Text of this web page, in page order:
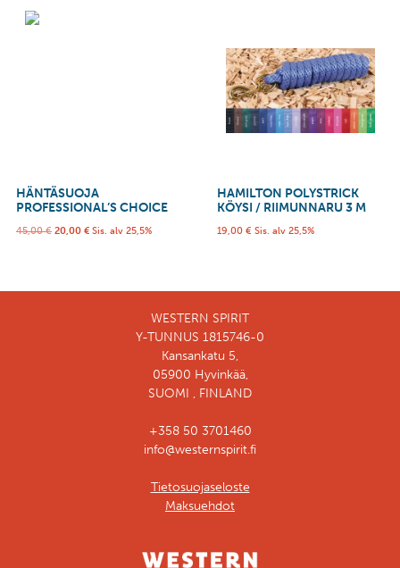
HÄNTÄSUOJA
PROFESSIONAL’S CHOICE
45,00€ 20,00 € Sis. alv 25,5%
HAMILTON POLYSTRICK
KÖYSI / RIIMUNNARU 3 M
19,00 € Sis. alv 25,5%
WESTERN SPIRIT
Y-TUNNUS 1815746-0
Kansankatu 5,
05900 Hyvinkää,
SUOMI , FINLAND
+358 50 3701460
info@westernspirit.fi
Tietosuojaseloste
Maksuehdot